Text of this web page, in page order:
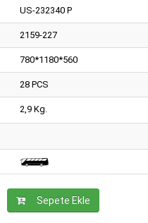
US-232340 P
2159-227
780*1180*560
28 PCS
2,9 Kg.
Sepete Ekle